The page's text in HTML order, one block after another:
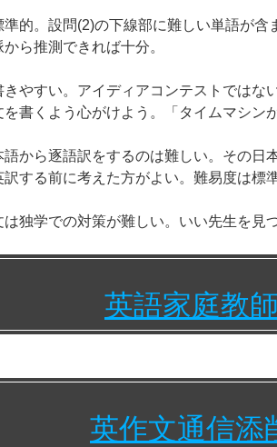
的。設問(2)の下線部に難しい単語が含
から推測できれば十分。
やすい。アイディアコンテストではな
を書くよう心がけよう。「タイムマシン
から逐語訳をするのは難しい。その日
訳する前に考えた方がよい。難易度は標準
は独学での対策が難しい。いい先生を見
英語家庭教
英作文通信添